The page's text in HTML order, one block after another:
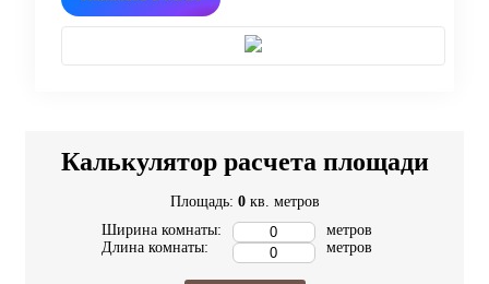
Калькулятор расчета площади
Площадь: 0 кв. метров
Ширина комнаты:
Длина комнаты:
метров
метров